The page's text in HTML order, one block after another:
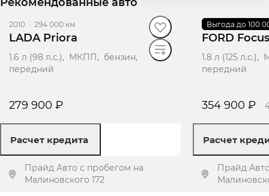
2010 · 294 000 км
LADA Priora
1.6 л (98 л.с.), МКПП, бензин,
передний
279 900 ₽
Расчет кредита
Прайд Авто с пробегом на
Малиновского 172
Выгода до 100
2007·280 000
FORD
1.8 л (125
передний
354 900 ₽
Расчет
Прайд